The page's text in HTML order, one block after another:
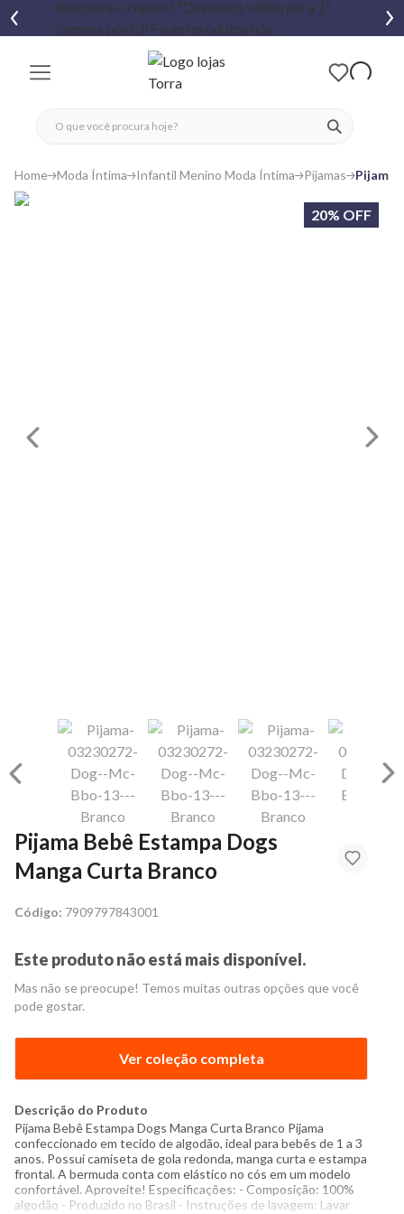
ver
fechar menu
fechar menu
favoritos
Home Moda Íntima Infantil Menino Moda Íntima Pijamas Pijama
20% OFF
Pijama Bebê Estampa Dogs
Manga Curta Branco
Código: 7909797843001
Este produto não está mais disponível.
Mas não se preocupe! Temos muitas outras opções que você
pode gostar.
Ver coleção completa
Descrição do Produto
Pijama Bebê Estampa Dogs Manga Curta Branco Pijama
confeccionado em tecido de algodão, ideal para bebês de 1 a 3
anos. Possui camiseta de gola redonda, manga curta e estampa
frontal. A bermuda conta com elástico no cós em um modelo
confortável. Aproveite! Especificações: - Composição: 100%
algodão - Produzido no Brasil - Instruções de lavagem: Lavar